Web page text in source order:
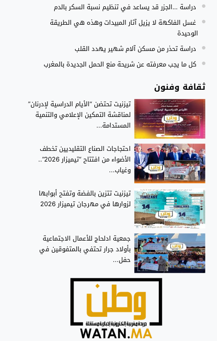
15:54 مجلس الحكومة يصادق على مشروع مرسوم مدونة التغطية
دراسة …الجزر قد يساعد في تنظيم نسبة السكر بالدم
غسل الفاكهة لا يزيل آثار المبيدات وهذه هي الطريقة
الوحيدة
دراسة تحذر من مسكن آلام شهير يهدد القلب
كل ما يجب معرفته عن شريحة منع الحمل الجديدة بالمغرب
ثقافة وفنون
تيزنيت تحتضن “الأيام الدراسية لإدرنان”
لمناقشة التمكين الإعلامي والتنمية
المستدامة...
احتجاجات الصناع التقليديين تخطف
الأضواء من افتتاح “تيميزار 2026”..
وغياب...
تيزنيت تتزين بالفضة وتفتح أبوابها
لزوارها في مهرجان تيميزار 2026
جمعية ادلحاج للأعمال الاجتماعية
بأولاد جرار تحتفي بالمتفوقين في
حفل...